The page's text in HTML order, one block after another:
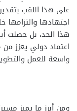
على هذا اللقب
اجتهادها والتزامها
هذا الحد، بل حصلت
اعتماد دولي يعزز من
واسعة للعمل
ومن أبرز ما يميز